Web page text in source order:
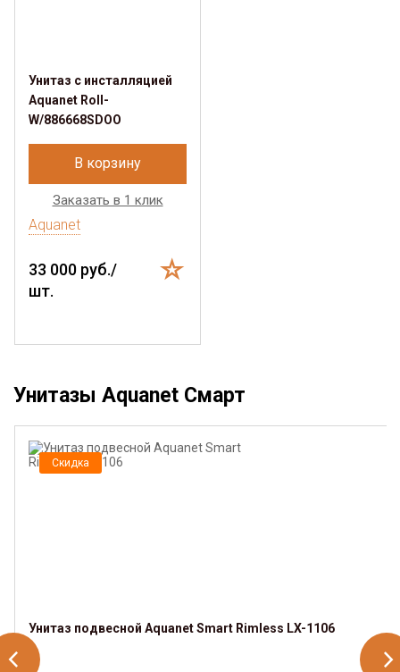
Унитаз с инсталляцией
Aquanet Roll-
W/886668SDOO
В корзину
Заказать в 1 клик
Aquanet
33 000 руб./
шт.
Унитазы Aquanet Смарт
Скидка
Унитаз подвесной Aquanet Smart Rimless LX-1106